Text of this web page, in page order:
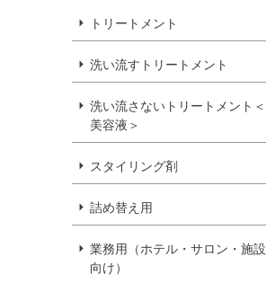
トリートメント
洗い流すトリートメント
洗い流さないトリートメント＜
美容液＞
スタイリング剤
詰め替え用
業務用（ホテル・サロン・施設
向け）